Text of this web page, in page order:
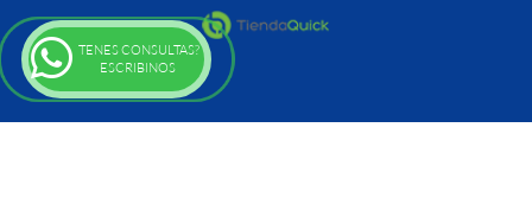
TENES CONSULTAS?
ESCRIBINOS